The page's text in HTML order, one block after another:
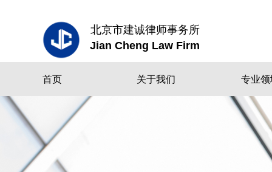
北京市建诚律师事务所
Jian Cheng Law Firm
首页 关于我们 专业领